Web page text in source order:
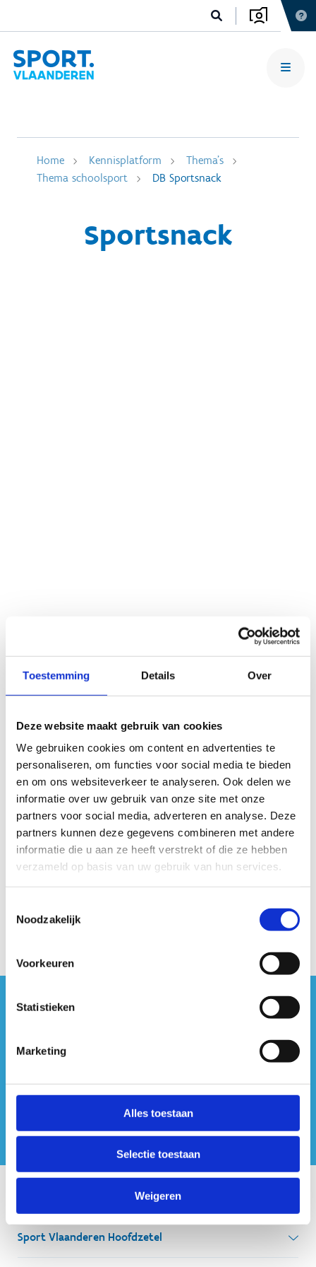
Toestemming Details Over
Deze website maakt gebruik van cookies
We gebruiken cookies om content en advertenties te
personaliseren, om functies voor social media te bieden
en om ons websiteverkeer te analyseren. Ook delen we
informatie over uw gebruik van onze site met onze
partners voor social media, adverteren en analyse. Deze
partners kunnen deze gegevens combineren met andere
informatie die u aan ze heeft verstrekt of die ze hebben
verzameld op basis van uw gebruik van hun services.
Noodzakelijk
Voorkeuren
Statistieken
Marketing
Alles toestaan
Selectie toestaan
Weigeren
Home Kennisplatform
Thema's
Thema schoolsport
DB Sportsnack
Sportsnack
#sportersbelevenmeer
Sport Vlaanderen Hoofdzetel